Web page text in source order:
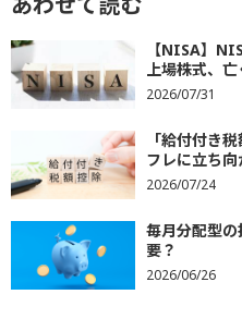
【NISA】
上場株式、
2026/07/31
「給付付き
フレに立ち
2026/07/24
毎月分配型
要？
2026/06/26